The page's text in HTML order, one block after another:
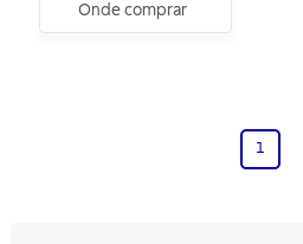
Onde comprar
1